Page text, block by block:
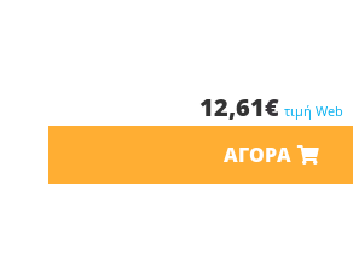
12,61€ τιμή Web
ΑΓΟΡΆ